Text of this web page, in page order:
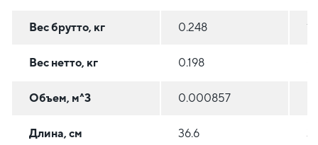
Вес брутто, кг 0.248
Вес нетто, кг 0.198
Объем, м^3 0.000857
Длина, см 36.6